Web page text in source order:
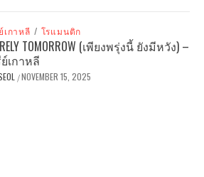
เกาหลี / โรแมนติก
TOMORROW (เพียงพรุ่งนี้ ยังมีหวัง) –
เกาหลี
/NOVEMBER 15, 2025